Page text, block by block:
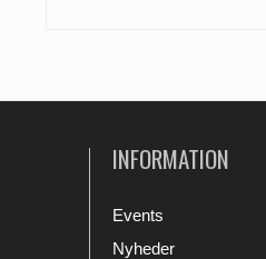
INFORMATION
Events
Nyheder